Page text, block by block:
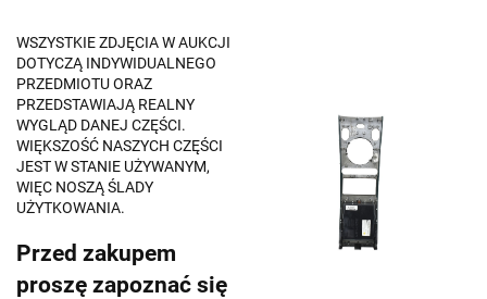
WSZYSTKIE ZDJĘCIA W AUKCJI
DOTYCZĄ INDYWIDUALNEGO
PRZEDMIOTU ORAZ
PRZEDSTAWIAJĄ REALNY
WYGLĄD DANEJ CZĘŚCI.
WIĘKSZOŚĆ NASZYCH CZĘŚCI
JEST W STANIE UŻYWANYM,
WIĘC NOSZĄ ŚLADY
UŻYTKOWANIA.
Przed zakupem
proszę zapoznać się